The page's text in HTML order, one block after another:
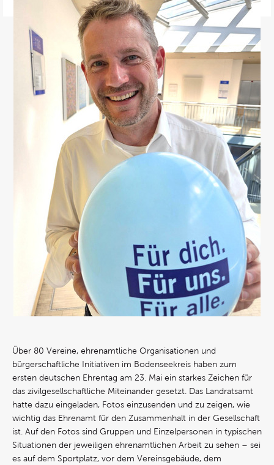
Über 80 Vereine, ehrenamtliche Organisationen und
bürgerschaftliche Initiativen im Bodenseekreis haben zum
ersten deutschen Ehrentag am 23. Mai ein starkes Zeichen für
das zivilgesellschaftliche Miteinander gesetzt. Das Landratsamt
hatte dazu eingeladen, Fotos einzusenden und zu zeigen, wie
wichtig das Ehrenamt für den Zusammenhalt in der Gesellschaft
ist. Auf den Fotos sind Gruppen und Einzelpersonen in typischen
Situationen der jeweiligen ehrenamtlichen Arbeit zu sehen – sei
es auf dem Sportplatz, vor dem Vereinsgebäude, dem